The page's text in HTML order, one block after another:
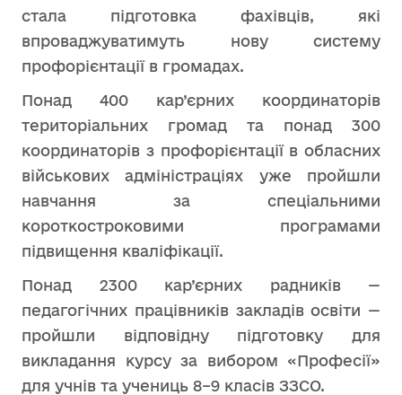
стала підготовка фахівців, які
впроваджуватимуть нову систему
профорієнтації в громадах.
Понад 400 кар’єрних координаторів
територіальних громад та понад 300
координаторів з профорієнтації в обласних
військових адміністраціях уже пройшли
навчання за спеціальними
короткостроковими програмами
підвищення кваліфікації.
Понад 2300 кар’єрних радників —
педагогічних працівників закладів освіти —
пройшли відповідну підготовку для
викладання курсу за вибором «Професії»
для учнів та учениць 8–9 класів ЗЗСО.